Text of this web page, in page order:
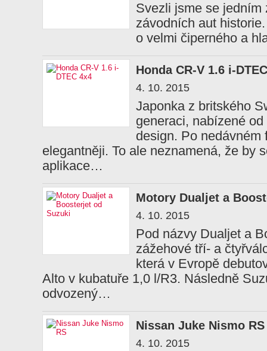
Svezli jsme se jedním
závodních aut
o velmi čiperného a
Honda CR-V 1.6 i-
4. 10. 2015
Japonka z britského
generaci, nabízené
design. Po
elegantněji. To ale neznamená, že by
aplikace…
Motory Dualjet a
4. 10. 2015
Pod názvy Dualjet a
zážehové tří- a
která v Evropě
Alto v kubatuře 1,0 l/R3. Následně
odvozený…
Nissan Juke Nismo RS
4. 10. 2015